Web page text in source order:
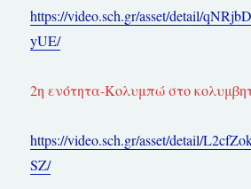
https://video.sch.gr/asset/detail/
yUE/
2η ενότητα-Κολυμπώ στο
https://video.sch.gr/asset/detail/
SZ/